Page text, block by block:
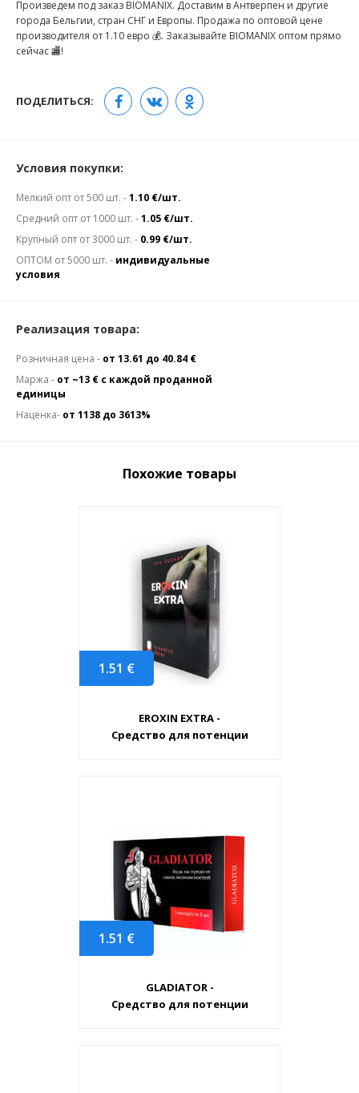
Произведем под заказ BIOMANIX. Доставим в Антверпен и другие
города Бельгии, стран СНГ и Европы. Продажа по оптовой цене
производителя от 1.10 евро 💰. Заказывайте BIOMANIX оптом прямо
сейчас 🏬!
ПОДЕЛИТЬСЯ:
Условия покупки:
Мелкий опт от 500 шт. -1.10 €/шт.
Средний опт от 1000 шт. -1.05 €/шт.
Крупный опт от 3000 шт. - 0.99 €/шт.
ОПТОМ от 5000 шт. - индивидуальные
условия
Реализация товара:
Розничная цена - от 13.61 до 40.84 €
Маржа - от ~13 € с каждой проданной
единицы
Наценка- от 1138 до 3613%
Похожие товары
1.51 €
EROXIN EXTRA -
Средство для потенции
1.51 €
GLADIATOR -
Средство для потенции